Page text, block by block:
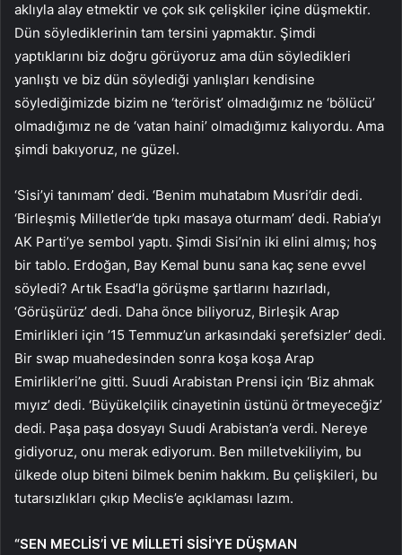
aklıyla alay etmektir ve çok sık çelişkiler içine düşmektir.
Dün söylediklerinin tam tersini yapmaktır. Şimdi
yaptıklarını biz doğru görüyoruz ama dün söyledikleri
yanlıştı ve biz dün söylediği yanlışları kendisine
söylediğimizde bizim ne ‘terörist’ olmadığımız ne ‘bölücü’
olmadığımız ne de ‘vatan haini’ olmadığımız kalıyordu. Ama
şimdi bakıyoruz, ne güzel.
‘Sisi’yi tanımam’ dedi. ‘Benim muhatabım Musri’dir dedi.
‘Birleşmiş Milletler’de tıpkı masaya oturmam’ dedi. Rabia’yı
AK Parti’ye sembol yaptı. Şimdi Sisi’nin iki elini almış; hoş
bir tablo. Erdoğan, Bay Kemal bunu sana kaç sene evvel
söyledi? Artık Esad’la görüşme şartlarını hazırladı,
‘Görüşürüz’ dedi. Daha önce biliyoruz, Birleşik Arap
Emirlikleri için ’15 Temmuz’un arkasındaki şerefsizler’ dedi.
Bir swap muahedesinden sonra koşa koşa Arap
Emirlikleri’ne gitti. Suudi Arabistan Prensi için ‘Biz ahmak
mıyız’ dedi. ‘Büyükelçilik cinayetinin üstünü örtmeyeceğiz’
dedi. Paşa paşa dosyayı Suudi Arabistan’a verdi. Nereye
gidiyoruz, onu merak ediyorum. Ben milletvekiliyim, bu
ülkede olup biteni bilmek benim hakkım. Bu çelişkileri, bu
tutarsızlıkları çıkıp Meclis’e açıklaması lazım.
“SEN MECLİS’İ VE MİLLETİ SİSİ’YE DÜŞMAN